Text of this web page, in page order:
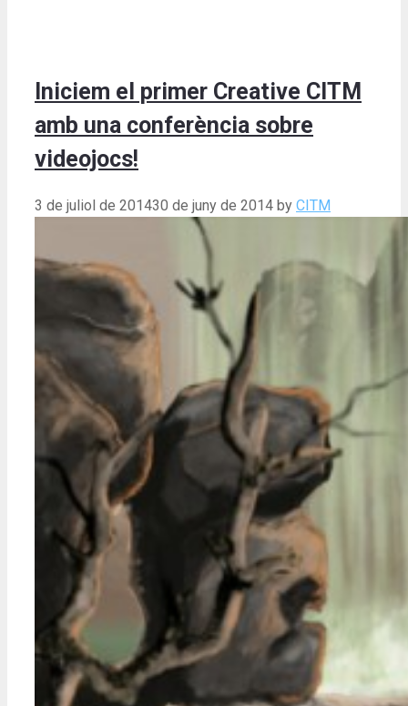
Iniciem el primer Creative CITM
amb una conferència sobre
videojocs!
3 de juliol de 201430 de juny de 2014 by CITM